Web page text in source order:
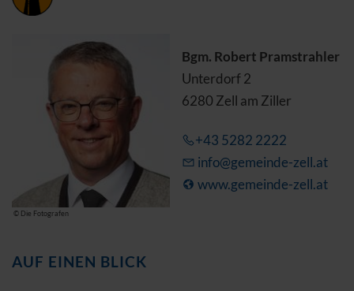
© Die Fotografen
Bgm. Robert Pramstrahler
Unterdorf 2
6280 Zell am Ziller
+43 5282 2222
info@gemeinde-zell.at
www.gemeinde-zell.at
AUF EINEN BLICK